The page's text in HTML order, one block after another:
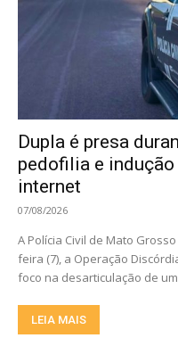
Dupla é presa
pedofilia e
internet
07/08/2026
A Polícia Civil de Mato
feira (7), a Operação
foco na desarticulação de
LEIA MAIS